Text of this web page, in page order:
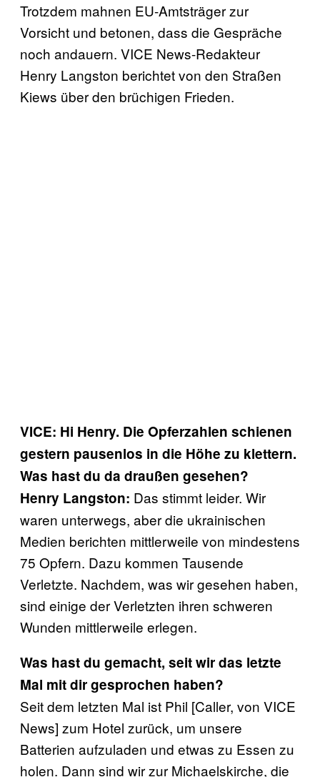
Trotzdem mahnen EU-Amtsträger zur
Vorsicht und betonen, dass die Gespräche
noch andauern. VICE News-Redakteur
Henry Langston berichtet von den Straßen
Kiews über den brüchigen Frieden.
VICE: Hi Henry. Die Opferzahlen schienen
gestern pausenlos in die Höhe zu klettern.
Was hast du da draußen gesehen?
Henry Langston: Das stimmt leider. Wir
waren unterwegs, aber die ukrainischen
Medien berichten mittlerweile von mindestens
75 Opfern. Dazu kommen Tausende
Verletzte. Nachdem, was wir gesehen haben,
sind einige der Verletzten ihren schweren
Wunden mittlerweile erlegen.
Was hast du gemacht, seit wir das letzte
Mal mit dir gesprochen haben?
Seit dem letzten Mal ist Phil [Caller, von VICE
News] zum Hotel zurück, um unsere
Batterien aufzuladen und etwas zu Essen zu
holen. Dann sind wir zur Michaelskirche, die